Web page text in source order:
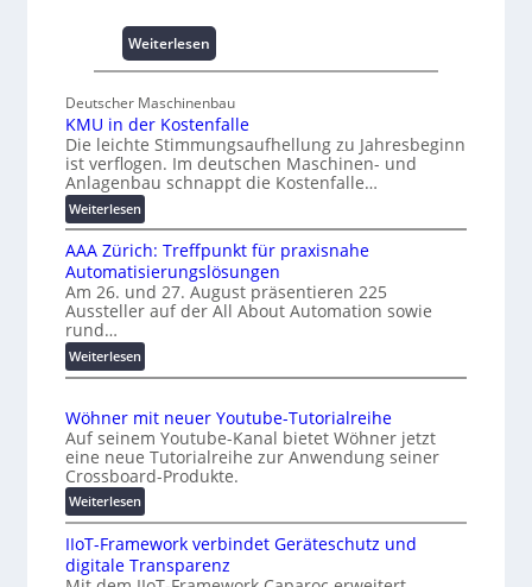
s
e
s
c
h
a
f
e
n
Weiterlesen
U
i
v
e
r
l
A
u
t
a
o
n
r
g
Deutscher Maschinenbau
KMU in der Kostenfalle
Die leichte Stimmungsaufhellung zu Jahresbeginn
ist verflogen. Im deutschen Maschinen- und
Anlagenbau schnappt die Kostenfalle…
Weiterlesen:
K
M
U
i
n
e
r
o
s
t
e
n
f
a
l
AAA Zürich: Treffpunkt für praxisnahe
Automatisierungslösungen
Am 26. und 27. August präsentieren 225
Aussteller auf der All About Automation sowie
rund…
Weiterlesen:
A
A
Z
ü
r
i
c
h
:
Wöhner mit neuer Youtube-Tutorialreihe
Auf seinem Youtube-Kanal bietet Wöhner jetzt
eine neue Tutorialreihe zur Anwendung seiner
Crossboard-Produkte.
Weiterlesen:
W
ö
h
IIoT-Framework verbindet Geräteschutz und
digitale Transparenz